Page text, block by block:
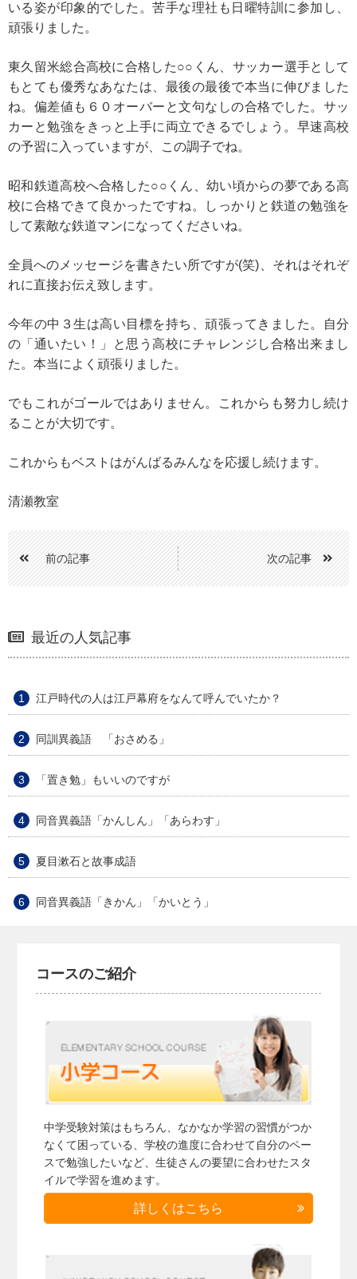
いる姿が印象的でした。苦手な理社も日曜特訓に参加し、
頑張りました。
東久留米総合高校に合格した○○くん、サッカー選手として
もとても優秀なあなたは、最後の最後で本当に伸びました
ね。偏差値も６０オーバーと文句なしの合格でした。サッ
カーと勉強をきっと上手に両立できるでしょう。早速高校
の予習に入っていますが、この調子でね。
昭和鉄道高校へ合格した○○くん、幼い頃からの夢である高
校に合格できて良かったですね。しっかりと鉄道の勉強を
して素敵な鉄道マンになってくださいね。
全員へのメッセージを書きたい所ですが(笑)、それはそれぞ
れに直接お伝え致します。
今年の中３生は高い目標を持ち、頑張ってきました。自分
の「通いたい！」と思う高校にチャレンジし合格出来まし
た。本当によく頑張りました。
でもこれがゴールではありません。これからも努力し続け
ることが大切です。
これからもベストはがんばるみんなを応援し続けます。
清瀬教室
前の記事 次の記事
最近の人気記事
江戸時代の人は江戸幕府をなんて呼んでいたか？
同訓異義語 「おさめる」
「置き勉」もいいのですが
同音異義語「かんしん」「あらわす」
夏目漱石と故事成語
同音異義語「きかん」「かいとう」
コースのご紹介
中学受験対策はもちろん、なかなか学習の習慣がつか
なくて困っている、学校の進度に合わせて自分のペー
スで勉強したいなど、生徒さんの要望に合わせたスタ
イルで学習を進めます。
詳しくはこちら